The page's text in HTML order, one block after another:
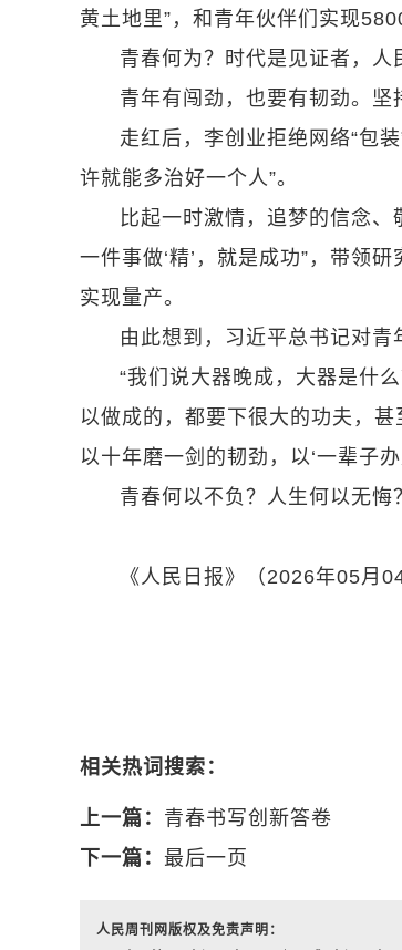
黄土地里”，和青年伙伴们实现
青春何为？时代是见证者，人
青年有闯劲，也要有韧劲。坚
走红后，李创业拒绝网络“包
许就能多治好一个人”。
比起一时激情，追梦的信念
一件事做‘精’，就是成功”，带领
实现量产。
由此想到，习近平总书记对青
“我们说大器晚成，大器是什
以做成的，都要下很大的功夫，
以十年磨一剑的韧劲，以‘一辈子
青春何以不负？人生何以无悔
《人民日报》（2026年05月
相关热词搜索：
上一篇： 青春书写创新答卷
下一篇： 最后一页
人民周刊网版权及免责声明：